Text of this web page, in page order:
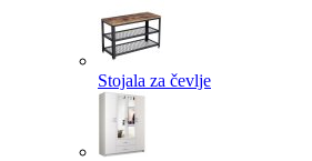
Stojala za čevlje